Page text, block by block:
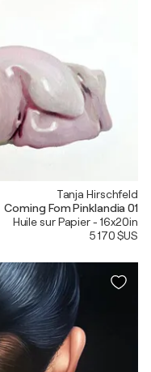
Tanja Hirschfeld
Coming Fom Pinklandia 01
Huile sur Papier - 16x20in
5 170 $US